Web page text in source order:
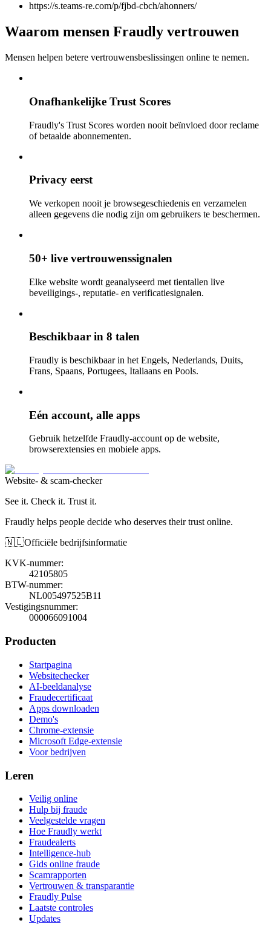
https://s.teams-re.com/p/fjbd-cbch/ahonners/
Waarom mensen Fraudly vertrouwen
Mensen helpen betere vertrouwensbeslissingen online te nemen.
Onafhankelijke Trust Scores
Fraudly's Trust Scores worden nooit beïnvloed door reclame
of betaalde abonnementen.
Privacy eerst
We verkopen nooit je browsegeschiedenis en verzamelen
alleen gegevens die nodig zijn om gebruikers te beschermen.
50+ live vertrouwenssignalen
Elke website wordt geanalyseerd met tientallen live
beveiligings-, reputatie- en verificatiesignalen.
Beschikbaar in 8 talen
Fraudly is beschikbaar in het Engels, Nederlands, Duits,
Frans, Spaans, Portugees, Italiaans en Pools.
Eén account, alle apps
Gebruik hetzelfde Fraudly-account op de website,
browserextensies en mobiele apps.
Website- & scam-checker
See it. Check it. Trust it.
Fraudly helps people decide who deserves their trust online.
🇳🇱Officiële bedrijfsinformatie
KVK-nummer:
42105805
BTW-nummer:
NL005497525B11
Vestigingsnummer:
000066091004
Producten
Startpagina
Websitechecker
AI-beeldanalyse
Fraudecertificaat
Apps downloaden
Demo's
Chrome-extensie
Microsoft Edge-extensie
Voor bedrijven
Leren
Veilig online
Hulp bij fraude
Veelgestelde vragen
Hoe Fraudly werkt
Fraudealerts
Intelligence-hub
Gids online fraude
Scamrapporten
Vertrouwen & transparantie
Fraudly Pulse
Laatste controles
Updates